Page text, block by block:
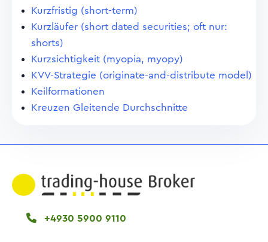
Kurzfristig (short-term)
Kurzläufer (short dated securities; oft nur:
shorts)
Kurzsichtigkeit (myopia, myopy)
KVV-Strategie (originate-and-distribute model)
Keilformationen
Kreuzen Gleitende Durchschnitte
+4930 5900 9110